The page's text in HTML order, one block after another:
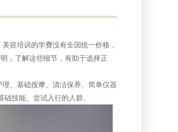
容培训的学费没有全国统一价格，
，了解这些细节，有助于选择正
、基础按摩、清洁保养、简单仪器
技能、尝试入行的人群。